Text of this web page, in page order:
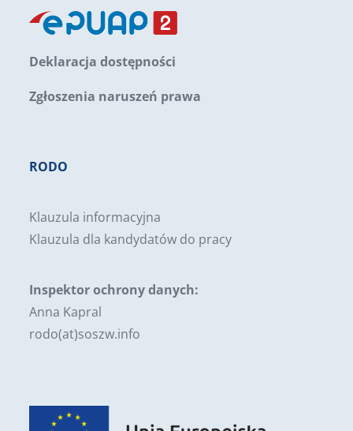
Deklaracja dostępności
Zgłoszenia naruszeń prawa
RODO
Klauzula informacyjna
Klauzula dla kandydatów do pracy
Inspektor ochrony danych:
Anna Kapral
rodo(at)soszw.info